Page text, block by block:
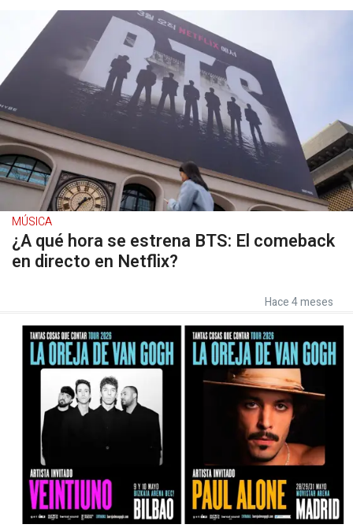
MÚSICA
¿A qué hora se estrena BTS: El comeback
en directo en Netflix?
Hace 4 meses